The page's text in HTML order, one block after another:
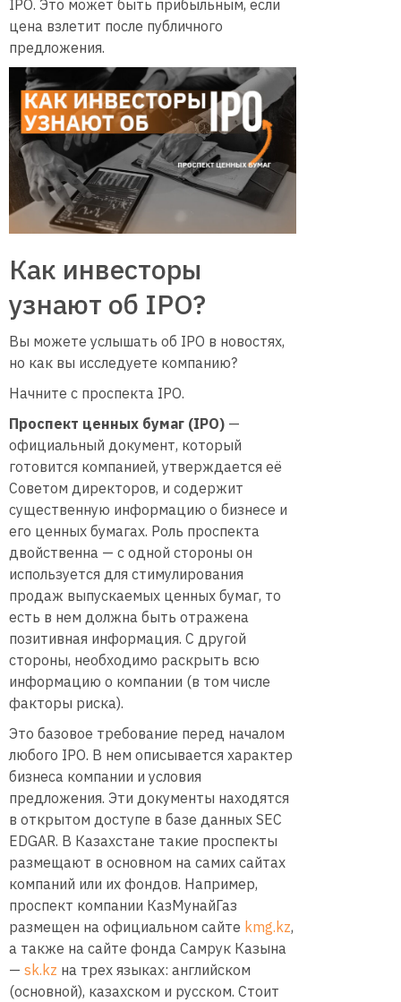
IPO. Это может быть прибыльным, если
цена взлетит после публичного
предложения.
Как инвесторы
узнают об IPO?
Вы можете услышать об IPO в новостях,
но как вы исследуете компанию?
Начните с проспекта IPO.
Проспект ценных бумаг (IPO) —
официальный документ, который
готовится компанией, утверждается её
Советом директоров, и содержит
существенную информацию о бизнесе и
его ценных бумагах. Роль проспекта
двойственна — с одной стороны он
используется для стимулирования
продаж выпускаемых ценных бумаг, то
есть в нем должна быть отражена
позитивная информация. С другой
стороны, необходимо раскрыть всю
информацию о компании (в том числе
факторы риска).
Это базовое требование перед началом
любого IPO. В нем описывается характер
бизнеса компании и условия
предложения. Эти документы находятся
в открытом доступе в базе данных SEC
EDGAR. В Казахстане такие проспекты
размещают в основном на самих сайтах
компаний или их фондов. Например,
проспект компании КазМунайГаз
размещен на официальном сайте kmg.kz,
а также на сайте фонда Самрук Казына
— sk.kz на трех языках: английском
(основной), казахском и русском. Стоит